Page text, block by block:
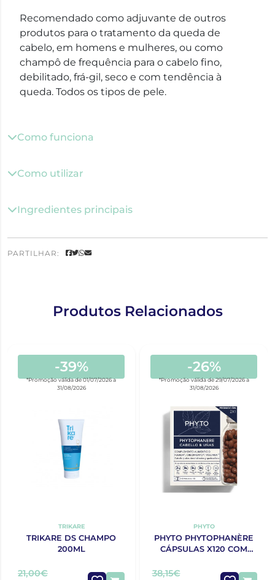
Recomendado como adjuvante de outros
produtos para o tratamento da queda de
cabelo, em homens e mulheres, ou como
champô de frequência para o cabelo fino,
debilitado, frá-gil, seco e com tendência à
queda. Todos os tipos de pele.
Como funciona
Como utilizar
Ingredientes principais
PARTILHAR:
Produtos Relacionados
-39%
*Promoção válida de 01/07/2026 a
31/08/2026
TRIKARE
TRIKARE DS CHAMPO
200ML
21,00€
-26%
*Promoção válida de 29/07/2026 a
31/08/2026
PHYTO
PHYTO PHYTOPHANÈRE
CÁPSULAS X120 COM
38,15€